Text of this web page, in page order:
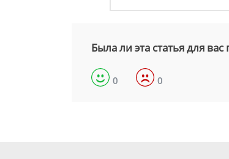
Была ли эта статья для
0 0